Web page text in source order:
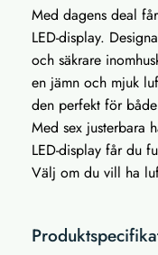
Med dagens deal
LED-display.
och säkrare
en jämn och mjuk
den perfekt för
Med sex justerbara
LED-display får du
Välj om du vill ha